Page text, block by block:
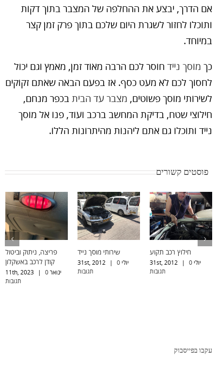
אם הדרך, יבצע את ההחלפה של המצבר בתוך דקות
ותוכלו לחזור לשגרת היום שלכם בתוך פרק זמן קצר
במיוחד.
כך מוסך נייד חוסר לכם הרבה מאוד זמן, מאמץ וגם יכול
לחסוך לכם לא מעט כסף. אז בפעם הבאה שאתם זקוקים
לשירותי מוסך פשוטים, מצבר עד הביתבכפר מנחם,
חילוצי שטח, בדיקת המחשב ברכב ועוד, פנו אל מוסך
נייד ותוכלו גם אתם ליהנות מהיתרונות הללו.
פוסטים קשורים
פריצה, ניתוק וביטול
קודן לרכב באשקלון
ינואר 11th, 2023 |
0
תגובות
שירותי מוסך נייד
יולי 31st, 2012 |
0
תגובות
חילוץ רכב תקוע
יולי 31st, 2012 |
0
תגובות
עקבו בפייסבוק